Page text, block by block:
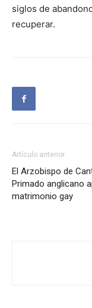
siglos de
recuperar.
Artículo anterior
El Arzobispo de
Primado anglicano
matrimonio gay